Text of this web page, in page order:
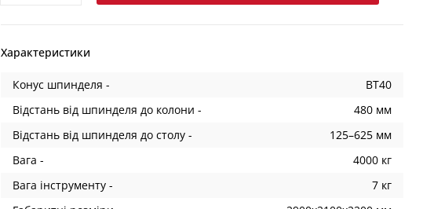
Характеристики
Конус шпинделя -
BT40
Відстань від шпинделя до колони -
480 мм
Відстань від шпинделя до столу -
125–625 мм
Вага -
4000 кг
Вага інструменту -
7 кг